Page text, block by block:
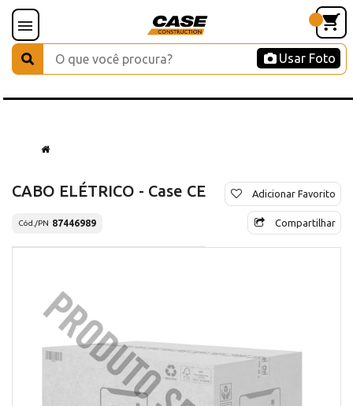
Usar Foto
CABO ELÉTRICO - Case CE
Cód./PN 87446989
Adicionar Favorito
Compartilhar